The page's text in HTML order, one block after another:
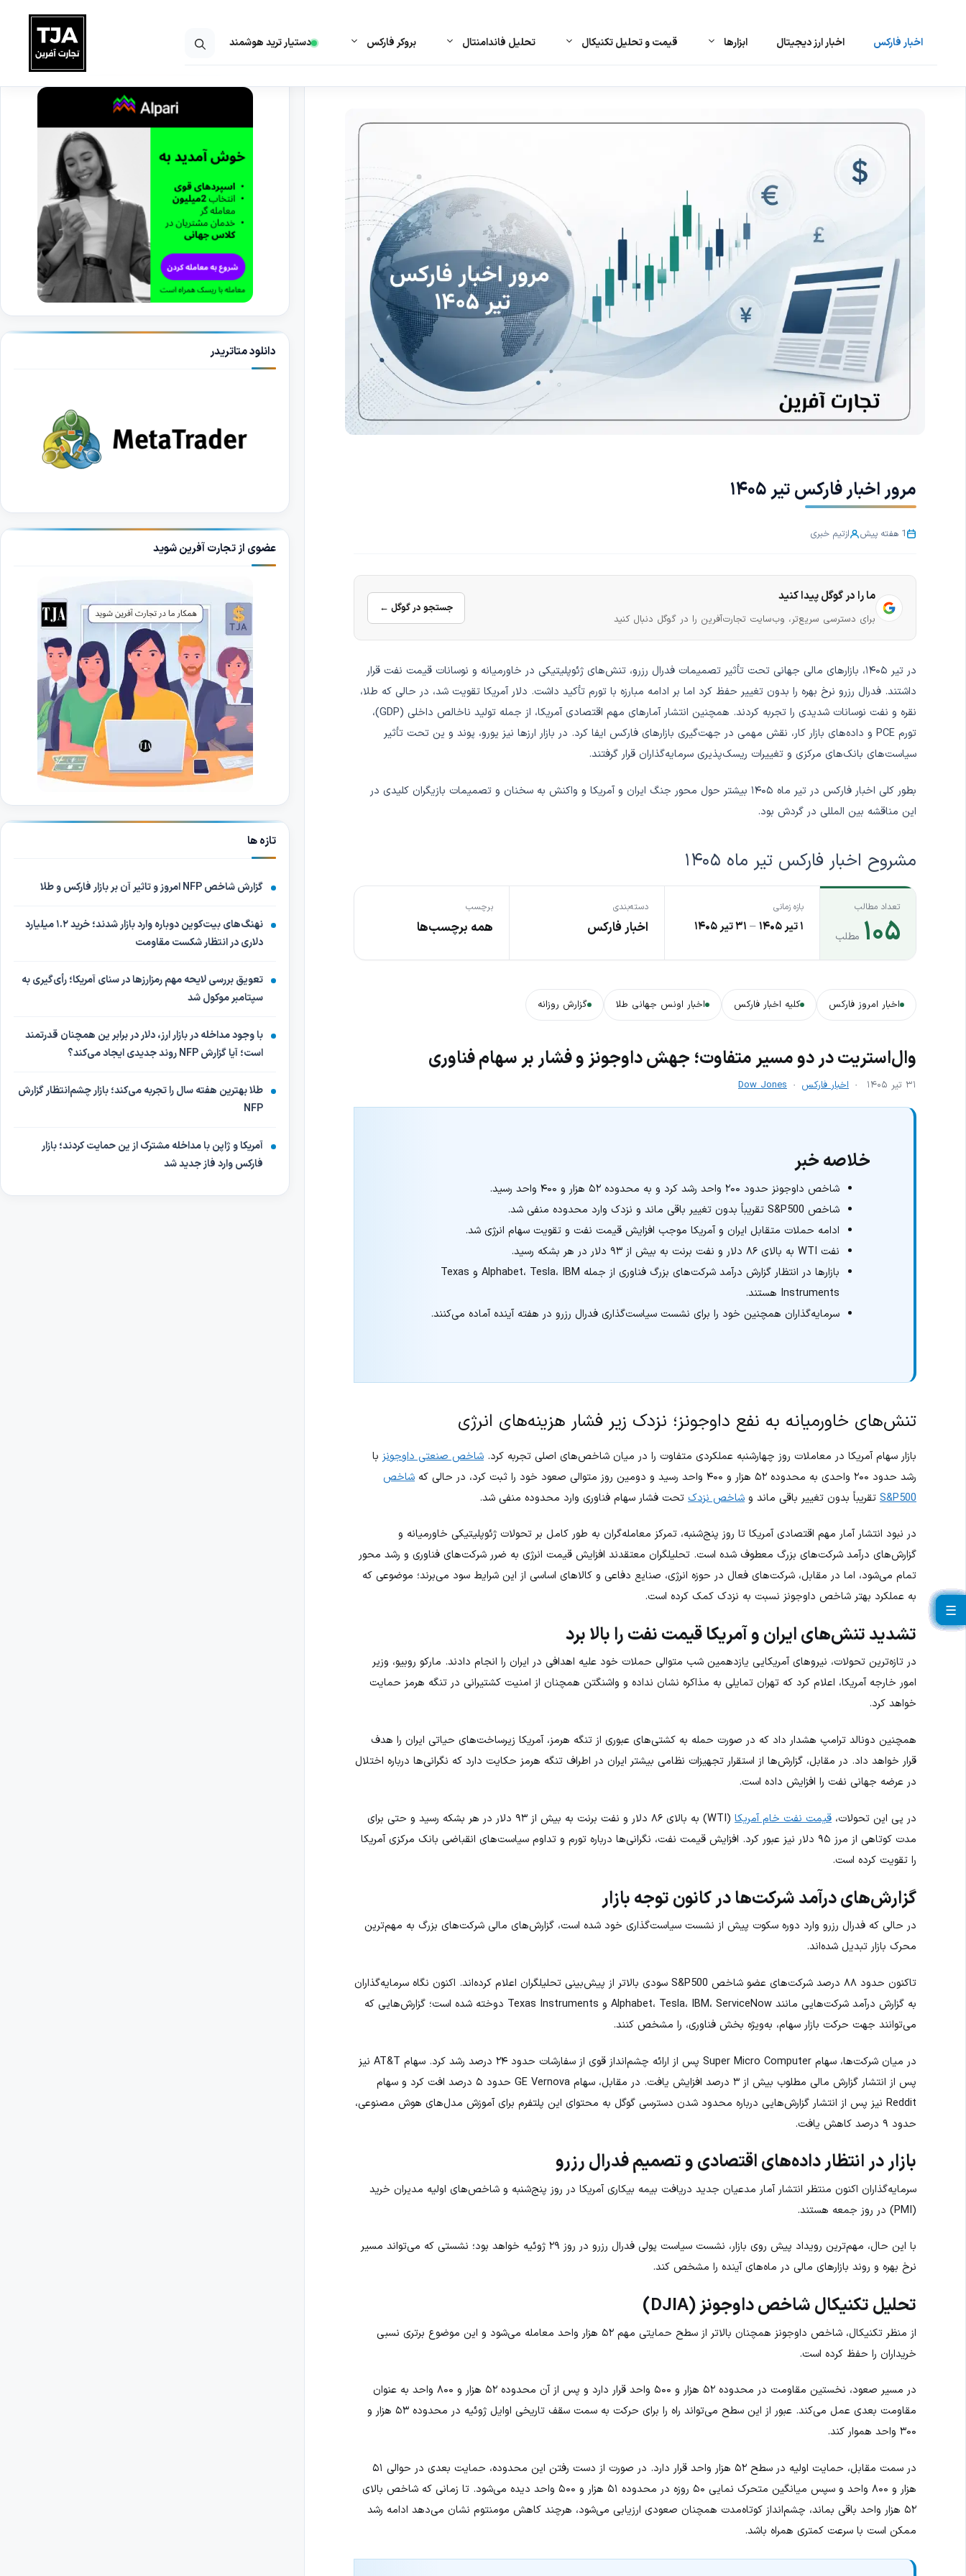
اخبار فارکس اخبار ارز دیجیتال ابزارها قیمت و تحلیل تکنیکال تحلیل فاندامنتال بروکر فارکس دستیار ترید هوشمند
مرور اخبار فارکس تیر ۱۴۰۵
1 هفته پیش ازتیم خبری
ما را در گوگل پیدا کنید
برای دسترسی سریع‌تر، وب‌سایت تجارت‌آفرین را در گوگل دنبال کنید
جستجو در گوگل ←
در تیر ۱۴۰۵، بازارهای مالی جهانی تحت تأثیر تصمیمات فدرال رزرو، تنش‌های ژئوپلیتیکی در خاورمیانه و نوسانات قیمت نفت قرار
داشتند. فدرال رزرو نرخ بهره را بدون تغییر حفظ کرد اما بر ادامه مبارزه با تورم تأکید داشت. دلار آمریکا تقویت شد، در حالی که طلا،
نقره و نفت نوسانات شدیدی را تجربه کردند. همچنین انتشار آمارهای مهم اقتصادی آمریکا، از جمله تولید ناخالص داخلی (GDP)،
تورم PCE و داده‌های بازار کار، نقش مهمی در جهت‌گیری بازارهای فارکس ایفا کرد. در بازار ارزها نیز یورو، پوند و ین تحت تأثیر
سیاست‌های بانک‌های مرکزی و تغییرات ریسک‌پذیری سرمایه‌گذاران قرار گرفتند.
بطور کلی اخبار فارکس در تیر ماه ۱۴۰۵ بیشتر حول محور جنگ ایران و آمریکا و واکنش به سخنان و تصمیمات بازیگران کلیدی در
این مناقشه بین المللی در گردش بود.
مشروح اخبار فارکس تیر ماه ۱۴۰۵
تعداد مطالب
۱۰۵ مطلب
بازه زمانی
۱ تیر ۱۴۰۵ – ۳۱ تیر ۱۴۰۵
دسته‌بندی
اخبار فارکس
برچسب
همه برچسب‌ها
اخبار امروز فارکس کلیه اخبار فارکس اخبار اونس جهانی طلا گزارش روزانه
وال‌استریت در دو مسیر متفاوت؛ جهش داوجونز و فشار بر سهام فناوری
۳۱ تیر ۱۴۰۵ اخبار فارکس Dow Jones
خلاصه خبر
شاخص داوجونز حدود ۲۰۰ واحد رشد کرد و به محدوده ۵۲ هزار و ۴۰۰ واحد رسید.
شاخص S&P500 تقریباً بدون تغییر باقی ماند و نزدک وارد محدوده منفی شد.
ادامه حملات متقابل ایران و آمریکا موجب افزایش قیمت نفت و تقویت سهام انرژی شد.
نفت WTI به بالای ۸۶ دلار و نفت برنت به بیش از ۹۳ دلار در هر بشکه رسید.
بازارها در انتظار گزارش درآمد شرکت‌های بزرگ فناوری از جمله Alphabet، Tesla، IBM و Texas
Instruments هستند.
سرمایه‌گذاران همچنین خود را برای نشست سیاست‌گذاری فدرال رزرو در هفته آینده آماده می‌کنند.
تنش‌های خاورمیانه به نفع داوجونز؛ نزدک زیر فشار هزینه‌های انرژی
بازار سهام آمریکا در معاملات روز چهارشنبه عملکردی متفاوت را در میان شاخص‌های اصلی تجربه کرد. شاخص صنعتی داوجونز با
رشد حدود ۲۰۰ واحدی به محدوده ۵۲ هزار و ۴۰۰ واحد رسید و دومین روز متوالی صعود خود را ثبت کرد، در حالی که
شاخص
S&P500 تقریباً بدون تغییر باقی ماند و شاخص نزدک تحت فشار سهام فناوری وارد محدوده منفی شد.
در نبود انتشار آمار مهم اقتصادی آمریکا تا روز پنج‌شنبه، تمرکز معامله‌گران به طور کامل بر تحولات ژئوپلیتیکی خاورمیانه و
گزارش‌های درآمد شرکت‌های بزرگ معطوف شده است. تحلیلگران معتقدند افزایش قیمت انرژی به ضرر شرکت‌های فناوری و رشد محور
تمام می‌شود، اما در مقابل، شرکت‌های فعال در حوزه انرژی، صنایع دفاعی و کالاهای اساسی از این شرایط سود می‌برند؛ موضوعی که
به عملکرد بهتر شاخص داوجونز نسبت به نزدک کمک کرده است.
تشدید تنش‌های ایران و آمریکا قیمت نفت را بالا برد
در تازه‌ترین تحولات، نیروهای آمریکایی یازدهمین شب متوالی حملات خود علیه اهدافی در ایران را انجام دادند. مارکو روبیو، وزیر
امور خارجه آمریکا، اعلام کرد که تهران تمایلی به مذاکره نشان نداده و واشنگتن همچنان از امنیت کشتیرانی در تنگه هرمز حمایت
خواهد کرد.
همچنین دونالد ترامپ هشدار داد که در صورت حمله به کشتی‌های عبوری از تنگه هرمز، آمریکا زیرساخت‌های حیاتی ایران را هدف
قرار خواهد داد. در مقابل، گزارش‌ها از استقرار تجهیزات نظامی بیشتر ایران در اطراف تنگه هرمز حکایت دارد که نگرانی‌ها درباره اختلال
در عرضه جهانی نفت را افزایش داده است.
در پی این تحولات، قیمت نفت خام آمریکا
(WTI) به بالای ۸۶ دلار و نفت برنت به بیش از ۹۳ دلار در هر بشکه رسید و حتی برای
مدت کوتاهی از مرز ۹۵ دلار نیز عبور کرد. افزایش قیمت نفت، نگرانی‌ها درباره تورم و تداوم سیاست‌های انقباضی بانک مرکزی آمریکا
را تقویت کرده است.
گزارش‌های درآمد شرکت‌ها در کانون توجه بازار
در حالی که فدرال رزرو وارد دوره سکوت پیش از نشست سیاست‌گذاری خود شده است، گزارش‌های مالی شرکت‌های بزرگ به مهم‌ترین
محرک بازار تبدیل شده‌اند.
تاکنون حدود ۸۸ درصد شرکت‌های عضو شاخص S&P500 سودی بالاتر از پیش‌بینی تحلیلگران اعلام کرده‌اند. اکنون نگاه سرمایه‌گذاران
به گزارش درآمد شرکت‌هایی مانند Alphabet، Tesla، IBM، ServiceNow و Texas Instruments دوخته شده است؛ گزارش‌هایی که
می‌توانند جهت حرکت بازار سهام، به‌ویژه بخش فناوری، را مشخص کنند.
در میان شرکت‌ها، سهام Super Micro Computer پس از ارائه چشم‌انداز قوی از سفارشات حدود ۲۴ درصد رشد کرد. سهام AT&T نیز
پس از انتشار گزارش مالی مطلوب بیش از ۳ درصد افزایش یافت. در مقابل، سهام GE Vernova حدود ۵ درصد افت کرد و سهام
Reddit نیز پس از انتشار گزارش‌هایی درباره محدود شدن دسترسی گوگل به محتوای این پلتفرم برای آموزش مدل‌های هوش مصنوعی،
حدود ۹ درصد کاهش یافت.
بازار در انتظار داده‌های اقتصادی و تصمیم فدرال رزرو
سرمایه‌گذاران اکنون منتظر انتشار آمار مدعیان جدید دریافت بیمه بیکاری آمریکا در روز پنج‌شنبه و شاخص‌های اولیه مدیران خرید
(PMI) در روز جمعه هستند.
با این حال، مهم‌ترین رویداد پیش روی بازار، نشست سیاست پولی فدرال رزرو در روز ۲۹ ژوئیه خواهد بود؛ نشستی که می‌تواند مسیر
نرخ بهره و روند بازارهای مالی در ماه‌های آینده را مشخص کند.
تحلیل تکنیکال شاخص داوجونز (DJIA)
از منظر تکنیکال، شاخص داوجونز همچنان بالاتر از سطح حمایتی مهم ۵۲ هزار واحد معامله می‌شود و این موضوع برتری نسبی
خریداران را حفظ کرده است.
در مسیر صعود، نخستین مقاومت در محدوده ۵۲ هزار و ۵۰۰ واحد قرار دارد و پس از آن محدوده ۵۲ هزار و ۸۰۰ واحد به عنوان
مقاومت بعدی عمل می‌کند. عبور از این سطح می‌تواند راه را برای حرکت به سمت سقف تاریخی اوایل ژوئیه در محدوده ۵۳ هزار و
۳۰۰ واحد هموار کند.
در سمت مقابل، حمایت اولیه در سطح ۵۲ هزار واحد قرار دارد. در صورت از دست رفتن این محدوده، حمایت بعدی در حوالی ۵۱
هزار و ۸۰۰ واحد و سپس میانگین متحرک نمایی ۵۰ روزه در محدوده ۵۱ هزار و ۵۰۰ واحد دیده می‌شود. تا زمانی که شاخص بالای
۵۲ هزار واحد باقی بماند، چشم‌انداز کوتاه‌مدت همچنان صعودی ارزیابی می‌شود، هرچند کاهش مومنتوم نشان می‌دهد ادامه رشد
ممکن است با سرعت کمتری همراه باشد.
☰
☰
☰
☰
☰
☰
☰
☰
☰
☰
☰
☰
☰
☰
☰
☰
☰
☰
☰
☰
☰
دانلود متاتریدر
عضوی از تجارت آفرین شوید
تازه ها
گزارش شاخص NFP امروز و تاثیر آن بر بازار فارکس و طلا
نهنگ‌های بیت‌کوین دوباره وارد بازار شدند؛ خرید ۱.۲ میلیارد
دلاری در انتظار شکست مقاومت
تعویق بررسی لایحه مهم رمزارزها در سنای آمریکا؛ رأی‌گیری به
سپتامبر موکول شد
با وجود مداخله در بازار ارز، دلار در برابر ین همچنان قدرتمند
است؛ آیا گزارش NFP روند جدیدی ایجاد می‌کند؟
طلا بهترین هفته سال را تجربه می‌کند؛ بازار چشم‌انتظار گزارش
NFP
آمریکا و ژاپن با مداخله مشترک از ین حمایت کردند؛ بازار
فارکس وارد فاز جدید شد